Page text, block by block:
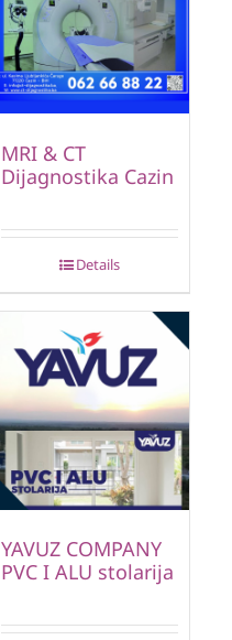
MRI & CT
Dijagnostika Cazin
Details
YAVUZ COMPANY
PVC I ALU stolarija